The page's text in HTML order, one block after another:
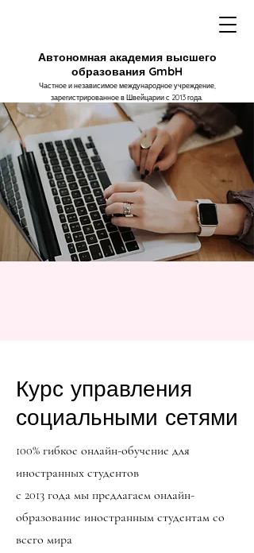
Автономная академия высшего
образования GmbH
Частное и независимое международное учреждение,
зарегистрированное в Швейцарии с 2013 года.
Курс управления
социальными сетями
100% гибкое онлайн-обучение для
иностранных студентов
с 2013 года мы предлагаем онлайн-
образование иностранным студентам со
всего мира